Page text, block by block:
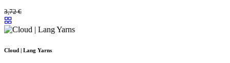
3,72€
Cloud | Lang Yarns